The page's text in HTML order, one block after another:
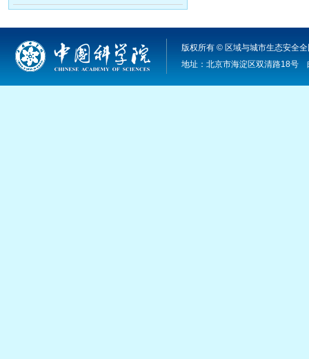
版权所有 © 区域与城市生态安全
地址：北京市海淀区双清路18